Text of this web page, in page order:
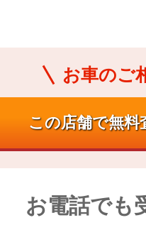
お車のご
お電話でも